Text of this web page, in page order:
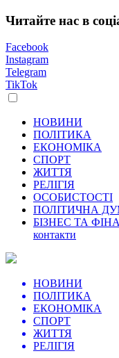
Читайте нас в
Facebook
Instagram
Telegram
TikTok
НОВИНИ
ПОЛІТИКА
ЕКОНОМІКА
СПОРТ
ЖИТТЯ
РЕЛІГІЯ
ОСОБИСТОСТІ
ПОЛІТИЧНА
БІЗНЕС ТА
контакти
НОВИНИ
ПОЛІТИКА
ЕКОНОМІКА
СПОРТ
ЖИТТЯ
РЕЛІГІЯ